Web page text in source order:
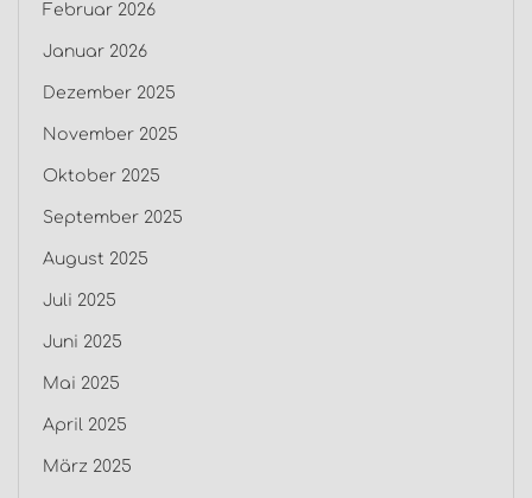
Februar 2026
Januar 2026
Dezember 2025
November 2025
Oktober 2025
September 2025
August 2025
Juli 2025
Juni 2025
Mai 2025
April 2025
März 2025